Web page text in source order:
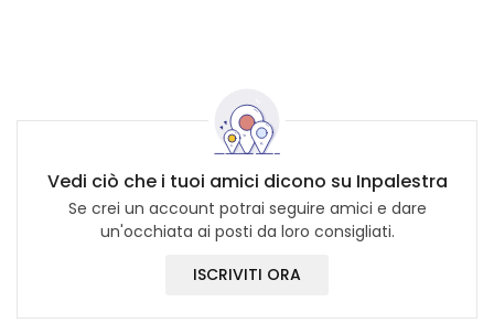
Vedi ciò che i tuoi amici dicono su Inpalestra
Se crei un account potrai seguire amici e dare
un'occhiata ai posti da loro consigliati.
ISCRIVITI ORA